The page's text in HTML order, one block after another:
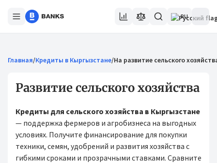
RU
Главная/Кредиты в Кыргызстане/На развитие сельского
Развитие сельского хозяйства
Кредиты для сельского хозяйства в Кыргызстане
— поддержка фермеров и агробизнеса на выгодных
условиях. Получите финансирование для покупки
техники, семян, удобрений и развития хозяйства с
гибкими сроками и прозрачными ставками. Сравните